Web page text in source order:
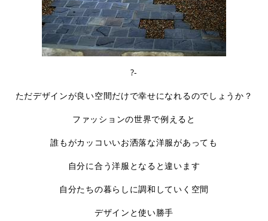
?-
ただデザインが良い空間だけで幸せになれるのでしょうか？
ファッションの世界で例えると
誰もがカッコいいお洒落な洋服があっても
自分に合う洋服となると違います
自分たちの暮らしに調和していく空間
デザインと使い勝手